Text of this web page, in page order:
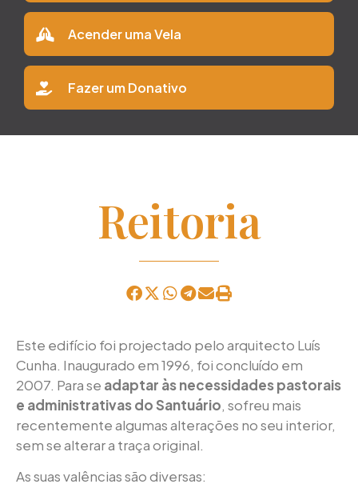
Acender uma Vela
Fazer um Donativo
Reitoria
Este edifício foi projectado pelo arquitecto Luís
Cunha. Inaugurado em 1996, foi concluído em
2007. Para se adaptar às necessidades pastorais
e administrativas do Santuário, sofreu mais
recentemente algumas alterações no seu interior,
sem se alterar a traça original.
As suas valências são diversas: